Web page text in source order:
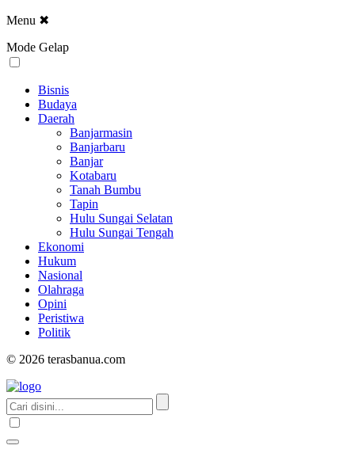
Menu ✖
Mode Gelap
Bisnis
Budaya
Daerah
Banjarmasin
Banjarbaru
Banjar
Kotabaru
Tanah Bumbu
Tapin
Hulu Sungai Selatan
Hulu Sungai Tengah
Ekonomi
Hukum
Nasional
Olahraga
Opini
Peristiwa
Politik
© 2026 terasbanua.com